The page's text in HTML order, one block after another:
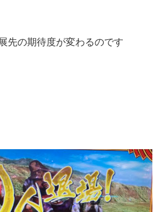
先の期待度が変わるのです